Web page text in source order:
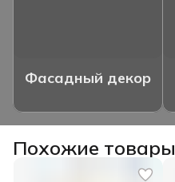
Фасадный декор
Похожие товары